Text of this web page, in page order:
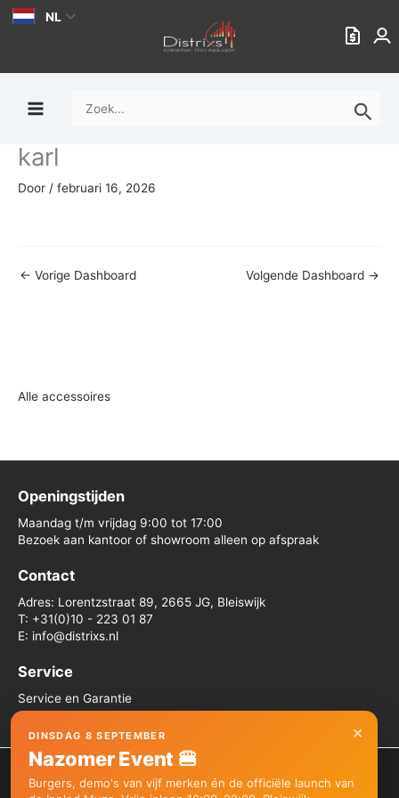
Ga
inhoud
NL
Zoek
Alle accessoires
karl
Door / februari 16, 2026
← Vorige Dashboard Volgende Dashboard →
Openingstijden
Maandag t/m vrijdag 9:00 tot 17:00
Bezoek aan kantoor of showroom alleen op afspraak
Contact
Adres: Lorentzstraat 89, 2665 JG, Bleiswijk
T: +31(0)10 - 223 01 87
E: info@distrixs.nl
Service
Service en Garantie
Algemene voorwaarden
We gebruiken cookies om je de beste ervaring op onze site te
bieden.
×
DINSDAG 8 SEPTEMBER
Nazomer Event 🍔
Burgers, demo's van vijf merken én de officiële launch van